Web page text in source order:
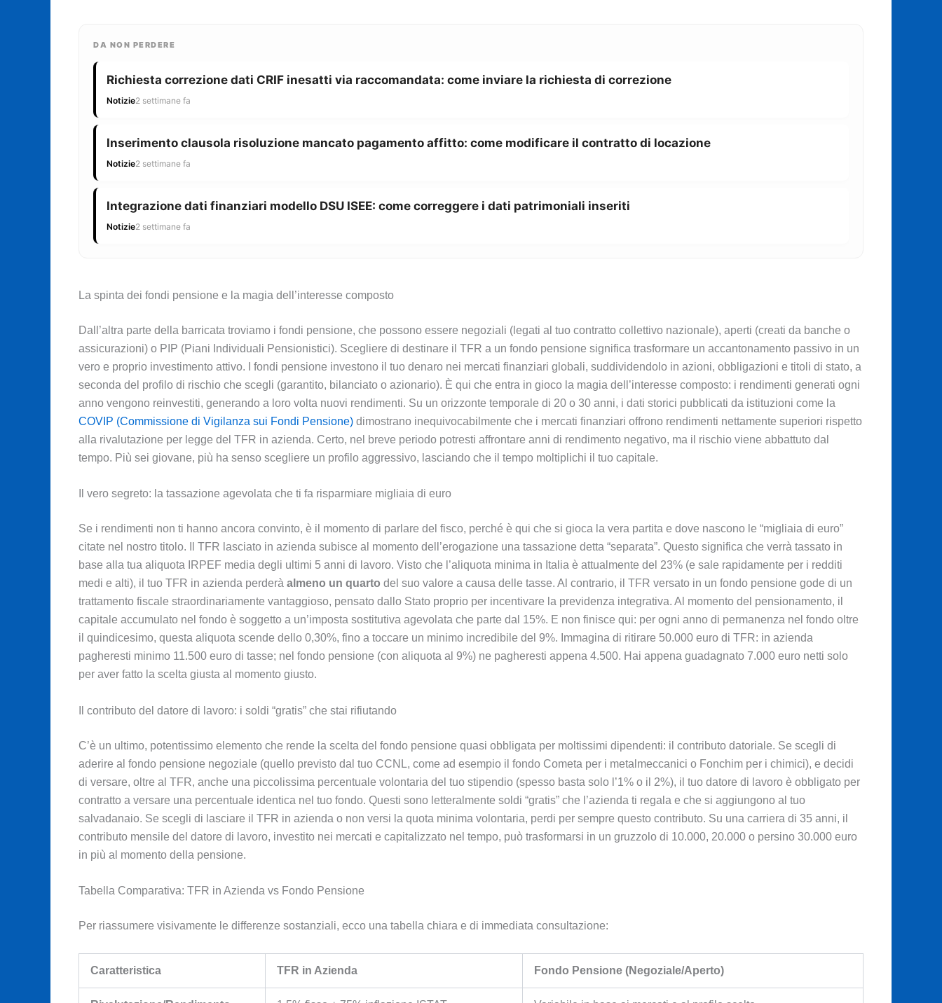
DA NON PERDERE
Richiesta correzione dati CRIF inesatti via raccomandata: come inviare la richiesta di correzione
Notizie2 settimane fa
Inserimento clausola risoluzione mancato pagamento affitto: come modificare il contratto di locazione
Notizie2 settimane fa
Integrazione dati finanziari modello DSU ISEE: come correggere i dati patrimoniali inseriti
Notizie2 settimane fa
La spinta dei fondi pensione e la magia dell’interesse composto
Dall’altra parte della barricata troviamo i fondi pensione, che possono essere negoziali (legati al tuo contratto collettivo nazionale), aperti (creati da banche o
assicurazioni) o PIP (Piani Individuali Pensionistici). Scegliere di destinare il TFR a un fondo pensione significa trasformare un accantonamento passivo in un
vero e proprio investimento attivo. I fondi pensione investono il tuo denaro nei mercati finanziari globali, suddividendolo in azioni, obbligazioni e titoli di stato, a
seconda del profilo di rischio che scegli (garantito, bilanciato o azionario). È qui che entra in gioco la magia dell’interesse composto: i rendimenti generati ogni
anno vengono reinvestiti, generando a loro volta nuovi rendimenti. Su un orizzonte temporale di 20 o 30 anni, i dati storici pubblicati da istituzioni come la
COVIP (Commissione di Vigilanza sui Fondi Pensione) dimostrano inequivocabilmente che i mercati finanziari offrono rendimenti nettamente superiori rispetto
alla rivalutazione per legge del TFR in azienda. Certo, nel breve periodo potresti affrontare anni di rendimento negativo, ma il rischio viene abbattuto dal
tempo. Più sei giovane, più ha senso scegliere un profilo aggressivo, lasciando che il tempo moltiplichi il tuo capitale.
Il vero segreto: la tassazione agevolata che ti fa risparmiare migliaia di euro
Se i rendimenti non ti hanno ancora convinto, è il momento di parlare del fisco, perché è qui che si gioca la vera partita e dove nascono le “migliaia di euro”
citate nel nostro titolo. Il TFR lasciato in azienda subisce al momento dell’erogazione una tassazione detta “separata”. Questo significa che verrà tassato in
base alla tua aliquota IRPEF media degli ultimi 5 anni di lavoro. Visto che l’aliquota minima in Italia è attualmente del 23% (e sale rapidamente per i redditi
medi e alti), il tuo TFR in azienda perderà almeno un quarto del suo valore a causa delle tasse. Al contrario, il TFR versato in un fondo pensione gode di un
trattamento fiscale straordinariamente vantaggioso, pensato dallo Stato proprio per incentivare la previdenza integrativa. Al momento del pensionamento, il
capitale accumulato nel fondo è soggetto a un’imposta sostitutiva agevolata che parte dal 15%. E non finisce qui: per ogni anno di permanenza nel fondo oltre
il quindicesimo, questa aliquota scende dello 0,30%, fino a toccare un minimo incredibile del 9%. Immagina di ritirare 50.000 euro di TFR: in azienda
pagheresti minimo 11.500 euro di tasse; nel fondo pensione (con aliquota al 9%) ne pagheresti appena 4.500. Hai appena guadagnato 7.000 euro netti solo
per aver fatto la scelta giusta al momento giusto.
Il contributo del datore di lavoro: i soldi “gratis” che stai rifiutando
C’è un ultimo, potentissimo elemento che rende la scelta del fondo pensione quasi obbligata per moltissimi dipendenti: il contributo datoriale. Se scegli di
aderire al fondo pensione negoziale (quello previsto dal tuo CCNL, come ad esempio il fondo Cometa per i metalmeccanici o Fonchim per i chimici), e decidi
di versare, oltre al TFR, anche una piccolissima percentuale volontaria del tuo stipendio (spesso basta solo l’1% o il 2%), il tuo datore di lavoro è obbligato per
contratto a versare una percentuale identica nel tuo fondo. Questi sono letteralmente soldi “gratis” che l’azienda ti regala e che si aggiungono al tuo
salvadanaio. Se scegli di lasciare il TFR in azienda o non versi la quota minima volontaria, perdi per sempre questo contributo. Su una carriera di 35 anni, il
contributo mensile del datore di lavoro, investito nei mercati e capitalizzato nel tempo, può trasformarsi in un gruzzolo di 10.000, 20.000 o persino 30.000 euro
in più al momento della pensione.
Tabella Comparativa: TFR in Azienda vs Fondo Pensione
Per riassumere visivamente le differenze sostanziali, ecco una tabella chiara e di immediata consultazione:
Caratteristica TFR in Azienda Fondo Pensione (Negoziale/Aperto)